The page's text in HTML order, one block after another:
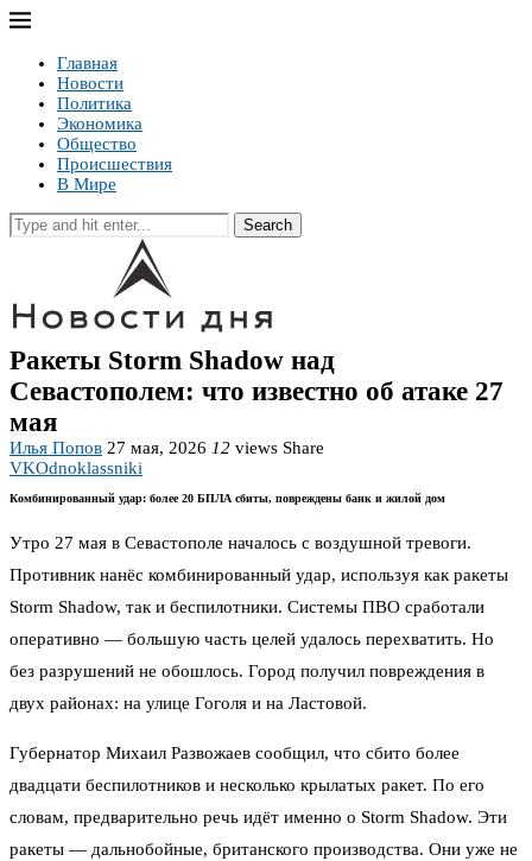
Главная
Новости
Политика
Экономика
Общество
Происшествия
В Мире
Search
Ракеты Storm Shadow над
Севастополем: что известно об атаке 27
мая
Илья Попов 27 мая, 2026 12 views Share
VKOdnoklassniki
Комбинированный удар: более 20 БПЛА сбиты, повреждены банк и жилой дом
Утро 27 мая в Севастополе началось с воздушной тревоги.
Противник нанёс комбинированный удар, используя как ракеты
Storm Shadow, так и беспилотники. Системы ПВО сработали
оперативно — большую часть целей удалось перехватить. Но
без разрушений не обошлось. Город получил повреждения в
двух районах: на улице Гоголя и на Ластовой.
Губернатор Михаил Развожаев сообщил, что сбито более
двадцати беспилотников и несколько крылатых ракет. По его
словам, предварительно речь идёт именно о Storm Shadow. Эти
ракеты — дальнобойные, британского производства. Они уже не